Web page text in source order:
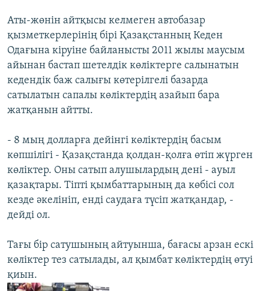
Аты-жөнін айтқысы келмеген автобазар
қызметкерлерінің бірі Қазақстанның Кеден
Одағына кіруіне байланысты 2011 жылы маусым
айынан бастап шетелдік көліктерге салынатын
кедендік баж салығы көтерілгелі базарда
сатылатын сапалы көліктердің азайып бара
жатқанын айтты.
- 8 мың долларға дейінгі көліктердің басым
көпшілігі - Қазақстанда қолдан-қолға өтіп жүрген
көліктер. Оны сатып алушылардың дені - ауыл
қазақтары. Тіпті қымбаттарының да көбісі сол
кезде әкелініп, енді саудаға түсіп жатқандар, -
дейді ол.
Тағы бір сатушының айтуынша, бағасы арзан ескі
көліктер тез сатылады, ал қымбат көліктердің өтуі
қиын.